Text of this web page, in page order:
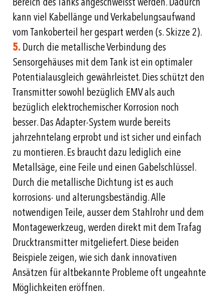
kann viel Kabellänge und Verkabelungsaufwand
vom Tankoberteil her gespart werden (s. Skizze 2).
5.Durch die metallische Verbindung des
Sensorgehäuses mit dem Tank ist ein optimaler
Potentialausgleich gewährleistet. Dies schützt den
Transmitter sowohl bezüglich EMV als auch
bezüglich elektrochemischer Korrosion noch
besser. Das Adapter-System wurde bereits
jahrzehntelang erprobt und ist sicher und einfach
zu montieren. Es braucht dazu lediglich eine
Metallsäge, eine Feile und einen Gabelschlüssel.
Durch die metallische Dichtung ist es auch
korrosions- und alterungsbeständig. Alle
notwendigen Teile, ausser dem Stahlrohr und dem
Montagewerkzeug, werden direkt mit dem Trafag
Drucktransmitter mitgeliefert. Diese beiden
Beispiele zeigen, wie sich dank innovativen
Ansätzen für altbekannte Probleme oft ungeahnte
Möglichkeiten eröffnen.